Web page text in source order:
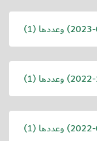
) وعددها (1)
) وعددها (1)
) وعددها (1)